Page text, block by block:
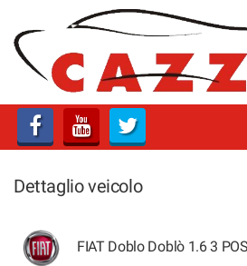
PROFILO
LISTA VEICOLI
SERVIZI
OFFICINA E CARROZZERIA
Dettaglio veicolo
FIAT Doblo Doblò 1.6 3